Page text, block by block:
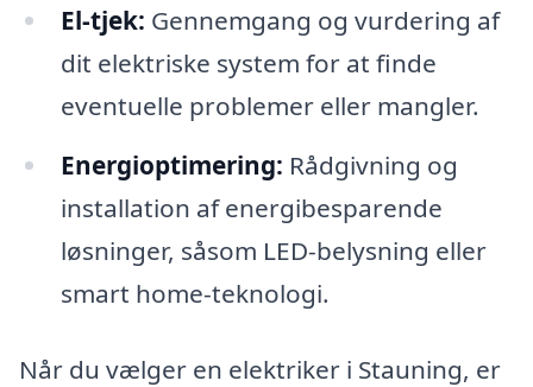
El-tjek: Gennemgang og vurdering af
dit elektriske system for at finde
eventuelle problemer eller mangler.
Energioptimering: Rådgivning og
installation af energibesparende
løsninger, såsom LED-belysning eller
smart home-teknologi.
Når du vælger en elektriker i Stauning, er